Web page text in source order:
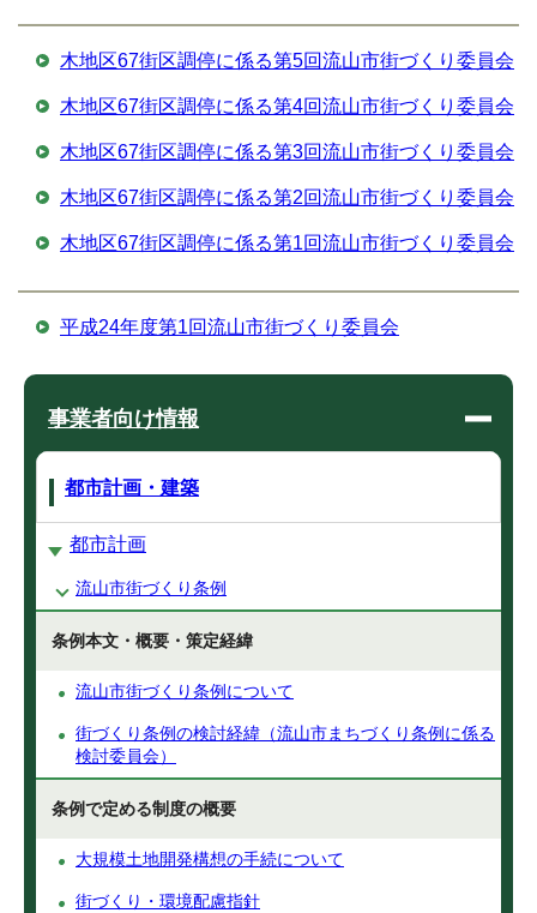
木地区67街区調停に係る第5回流山市街づくり委員会
木地区67街区調停に係る第4回流山市街づくり委員会
木地区67街区調停に係る第3回流山市街づくり委員会
木地区67街区調停に係る第2回流山市街づくり委員会
木地区67街区調停に係る第1回流山市街づくり委員会
平成24年度第1回流山市街づくり委員会
事業者向け情報
都市計画・建築
都市計画
流山市街づくり条例
条例本文・概要・策定経緯
流山市街づくり条例について
街づくり条例の検討経緯（流山市まちづくり条例に係る
検討委員会）
条例で定める制度の概要
大規模土地開発構想の手続について
街づくり・環境配慮指針